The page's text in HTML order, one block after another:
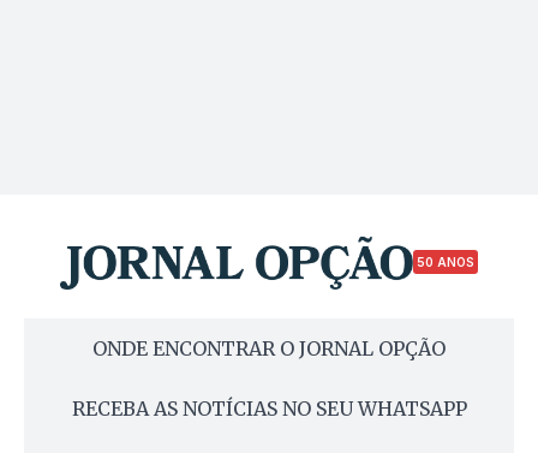
50 ANOS
ONDE ENCONTRAR O JORNAL OPÇÃO
RECEBA AS NOTÍCIAS NO SEU WHATSAPP